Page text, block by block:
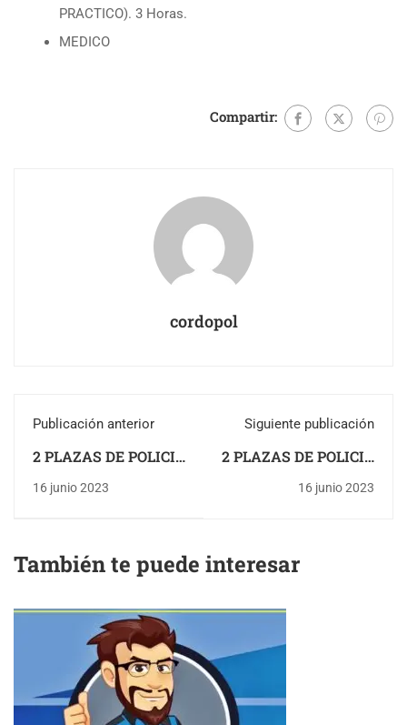
PRACTICO). 3 Horas.
MEDICO
Compartir:
cordopol
Publicación anterior
2 PLAZAS DE POLICIA
LOCAL EN FUENTE
16 junio 2023
Siguiente publicación
2 PLAZAS DE POLICIA
LOCAL EN ARJONA
16 junio 2023
También te puede interesar